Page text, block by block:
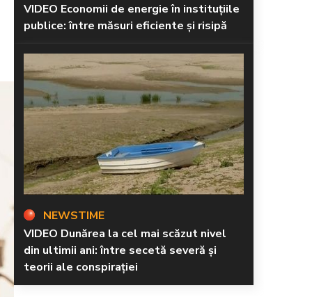
VIDEO Economii de energie în instituțiile
publice: între măsuri eficiente și risipă
NEWSTIME
VIDEO Dunărea la cel mai scăzut nivel
din ultimii ani: între secetă severă și
teorii ale conspirației